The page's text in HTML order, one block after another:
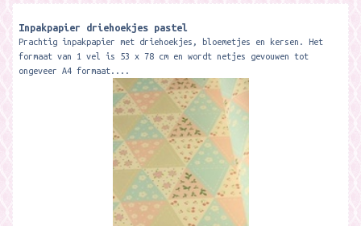
Inpakpapier driehoekjes pastel
Prachtig inpakpapier met driehoekjes, bloemetjes en kersen. Het
formaat van 1 vel is 53 x 78 cm en wordt netjes gevouwen tot
ongeveer A4 formaat....